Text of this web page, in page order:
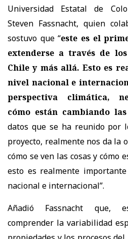
Universidad Estatal de
Steven Fassnacht, quien
sostuvo que “este es el
extenderse a través de
Chile y más allá. Esto es
nivel nacional e
perspectiva climática,
cómo están cambiando las
datos que se ha reunido por
proyecto, realmente nos da la
cómo se ven las cosas y cómo
esto es realmente
nacional e internacional”.
Añadió Fassnacht que,
comprender la variabilidad